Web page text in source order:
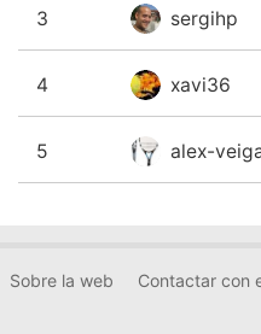
3 sergihp
4 xavi36
5 alex-
Sobre la web Contactar con